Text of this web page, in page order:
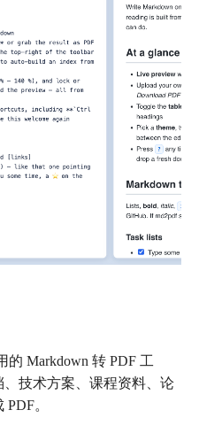
的 Markdown 转 PDF 工
技术方案、课程资料、论
。